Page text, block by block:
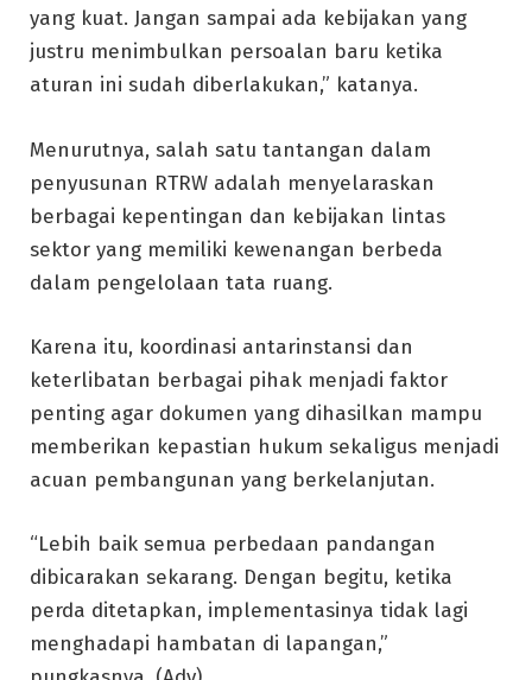
yang kuat. Jangan sampai ada kebijakan yang
justru menimbulkan persoalan baru ketika
aturan ini sudah diberlakukan,” katanya.
Menurutnya, salah satu tantangan dalam
penyusunan RTRW adalah menyelaraskan
berbagai kepentingan dan kebijakan lintas
sektor yang memiliki kewenangan berbeda
dalam pengelolaan tata ruang.
Karena itu, koordinasi antarinstansi dan
keterlibatan berbagai pihak menjadi faktor
penting agar dokumen yang dihasilkan mampu
memberikan kepastian hukum sekaligus menjadi
acuan pembangunan yang berkelanjutan.
“Lebih baik semua perbedaan pandangan
dibicarakan sekarang. Dengan begitu, ketika
perda ditetapkan, implementasinya tidak lagi
menghadapi hambatan di lapangan,”